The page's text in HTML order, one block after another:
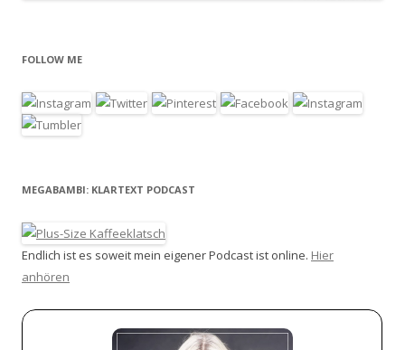
FOLLOW ME
MEGABAMBI: KLARTEXT PODCAST
Endlich ist es soweit mein eigener Podcast ist online. Hier
anhören